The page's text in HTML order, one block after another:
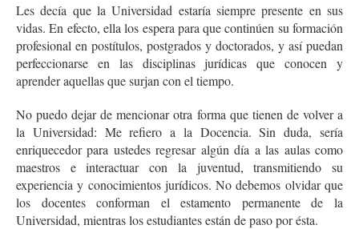
Les decía que la Universidad estaría siempre presente en sus
vidas. En efecto, ella los espera para que continúen su formación
profesional en postítulos, postgrados y doctorados, y así puedan
perfeccionarse en las disciplinas jurídicas que conocen y
aprender aquellas que surjan con el tiempo.
No puedo dejar de mencionar otra forma que tienen de volver a
la Universidad: Me refiero a la Docencia. Sin duda, sería
enriquecedor para ustedes regresar algún día a las aulas como
maestros e interactuar con la juventud, transmitiendo su
experiencia y conocimientos jurídicos. No debemos olvidar que
los docentes conforman el estamento permanente de la
Universidad, mientras los estudiantes están de paso por ésta.